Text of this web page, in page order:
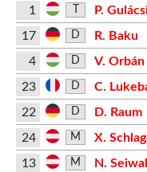
1
P.
17
D
R. Baku
4
D V. Orbán
23 D C.
22 D
D. Raum
24
M
X.
13
M
N.